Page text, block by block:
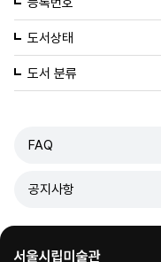
도서상태
도서 분류
FAQ
공지사항